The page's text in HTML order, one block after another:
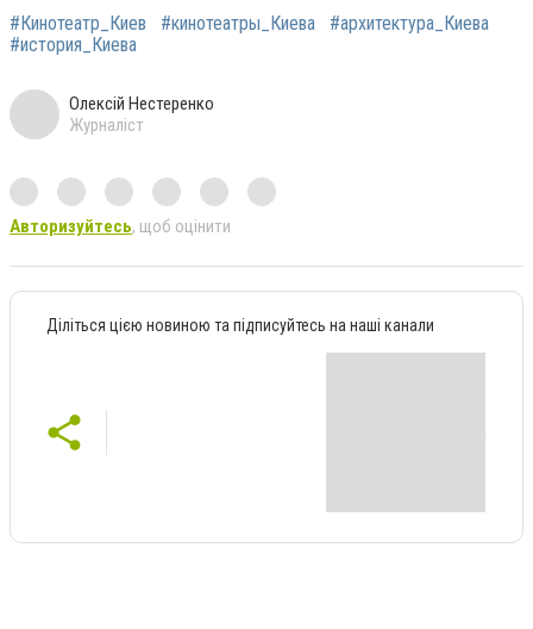
#Кинотеатр_Киев #кинотеатры_Киева
#архитектура_Киева
#история_Киева
Олексій Нестеренко
Журналіст
Авторизуйтесь, щоб оцінити
Діліться цією новиною та підписуйтесь на наші канали